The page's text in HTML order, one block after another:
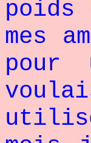
poids
mes